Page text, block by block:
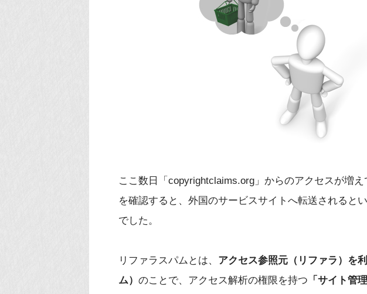
ここ数日「copyrightclaims.org」からのアクセスが増
を確認すると、外国のサービスサイトへ転送されると
でした。
リファラスパムとは、 アクセス参照元（リファラ）を
ム） のことで、アクセス解析の権限を持つ 「サイト管